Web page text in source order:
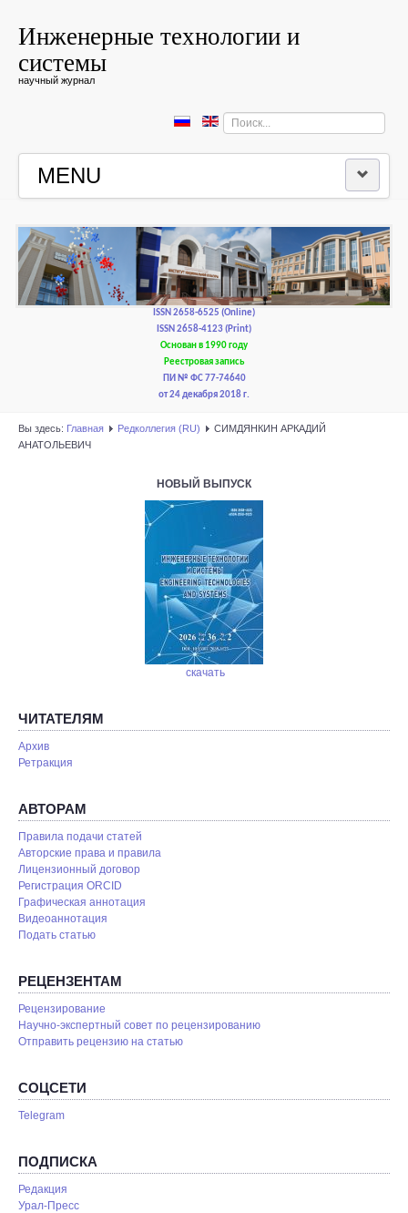
Инженерные технологии и
системы
научный журнал
Искать...
MENU
РЕДКОЛЛЕГИЯ
РЕДАКЦИОННАЯ ПОЛИТИКА И ЭТИКА
ISSN 2658-6525 (Online)
ISSN 2658-4123 (Print)
Основан в 1990 году
Реестровая запись
ПИ № ФС 77-74640
от 24 декабря 2018 г.
Вы здесь: Главная Редколлегия (RU)
СИМДЯНКИН АРКАДИЙ
АНАТОЛЬЕВИЧ
НОВЫЙ ВЫПУСК
скачать
ЧИТАТЕЛЯМ
Архив
Ретракция
АВТОРАМ
Правила подачи статей
Авторские права и правила
Лицензионный договор
Регистрация ORCID
Графическая аннотация
Видеоаннотация
Подать статью
РЕЦЕНЗЕНТАМ
Рецензирование
Научно-экспертный совет по рецензированию
Отправить рецензию на статью
СОЦСЕТИ
Telegram
ПОДПИСКА
Редакция
Урал-Пресс